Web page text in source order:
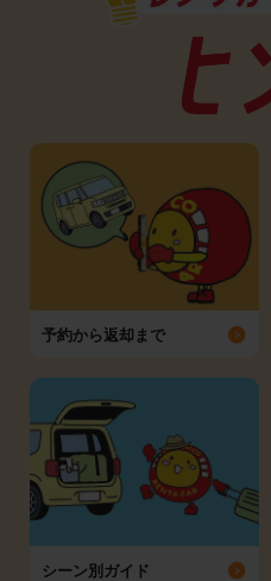
予約から返却まで
シーン別ガイド